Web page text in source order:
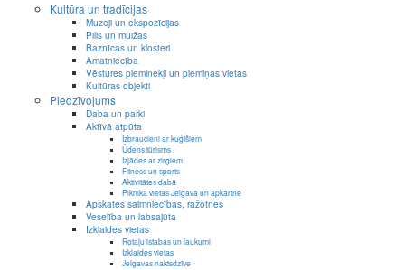
Kultūra un tradīcijas
Muzeji un ekspozīcijas
Pilis un muižas
Baznīcas un klosteri
Amatniecība
Vēstures pieminekļi un piemiņas vietas
Kultūras objekti
Piedzīvojums
Daba un parki
Aktīvā atpūta
Izbraucieni ar kuģīšiem
Ūdens tūrisms
Izjādes ar zirgiem
Fitness un sports
Aktivitātes dabā
Piknika vietas Jelgavā un apkārtnē
Apskates saimniecības, ražotnes
Veselība un labsajūta
Izklaides vietas
Rotaļu istabas un laukumi
Izklaides vietas
Jelgavas naktsdzīve